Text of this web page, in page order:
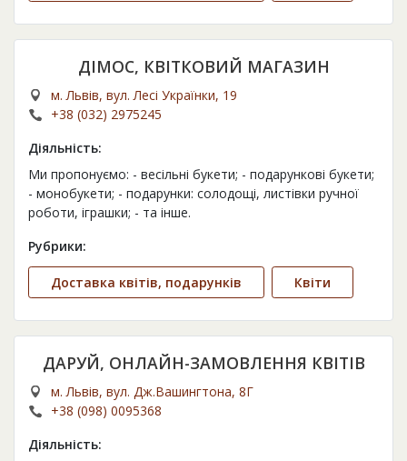
ДІМОС, КВІТКОВИЙ МАГАЗИН
м. Львів, вул. Лесі Українки, 19
+38 (032) 2975245
Діяльність:
Ми пропонуємо: - весільні букети; - подарункові букети;
- монобукети; - подарунки: солодощі, листівки ручної
роботи, іграшки; - та інше.
Рубрики:
Доставка квітів, подарунків Квіти
ДАРУЙ, ОНЛАЙН-ЗАМОВЛЕННЯ КВІТІВ
м. Львів, вул. Дж.Вашингтона, 8Г
+38 (098) 0095368
Діяльність: